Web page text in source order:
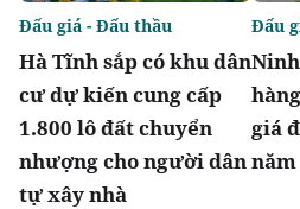
Hà Tĩnh sắp có khu dân
cư dự kiến cung cấp
1.800 lô đất chuyển
nhượng cho người dân
tự xây nhà
Đấu giá - Đấu thầu
giá
năm
Đấu